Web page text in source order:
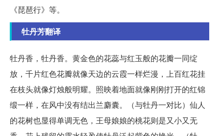
《琵琶行》等。
牡丹芳翻译
牡丹香，牡丹香。黄金色的花蕊与红玉般的花瓣一同绽
放，千片红色花瓣就像天边的云霞一样烂漫，上百红花挂
在枝头就像灯烛般明耀。照映着地面就像刚刚打开的红锦
缎一样，在风中没有结出兰麝囊。（与牡丹一对比）仙人
的花树也显得单调无色，王母娘娘的桃花则是又小又无